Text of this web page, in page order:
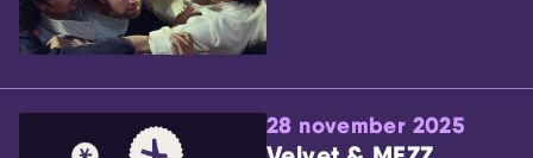
28 november 2025